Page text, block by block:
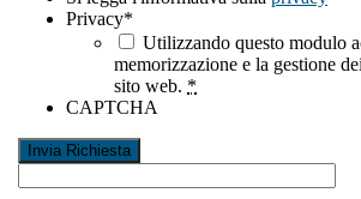
Privacy*
Utilizzando questo modulo
memorizzazione e la gestione
sito web. *
CAPTCHA